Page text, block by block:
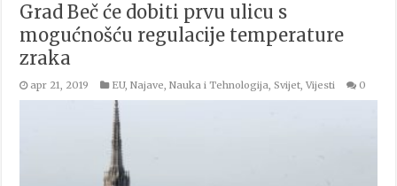
Grad Beč će dobiti prvu ulicu s
mogućnošću regulacije temperature
zraka
apr 21, 2019 EU,Najave,Nauka i Tehnologija,Svijet,Vijesti 0